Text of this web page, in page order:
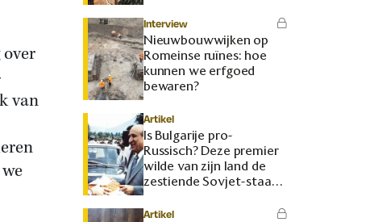
van
Interview
Nieuwbouwwijken op
Romeinse ruïnes: hoe
kunnen we erfgoed
bewaren?
Artikel
Is Bulgarije pro-
Russisch? Deze premier
wilde van zijn land de
zestiende Sovjet-staat
maken
Artikel